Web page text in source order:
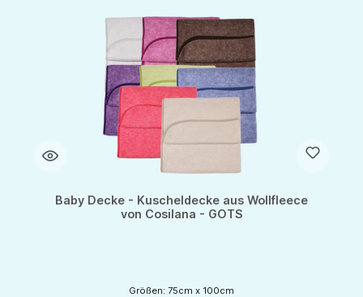
Baby Decke - Kuscheldecke aus Wollfleece
von Cosilana - GOTS
Größen: 75cm x 100cm